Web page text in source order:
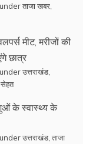
underताजा खबर
मीट, मरीजों की
छात्र
underउत्तराखंड
सेहत
के स्वास्थ्य के
underउत्तराखंड ताजा